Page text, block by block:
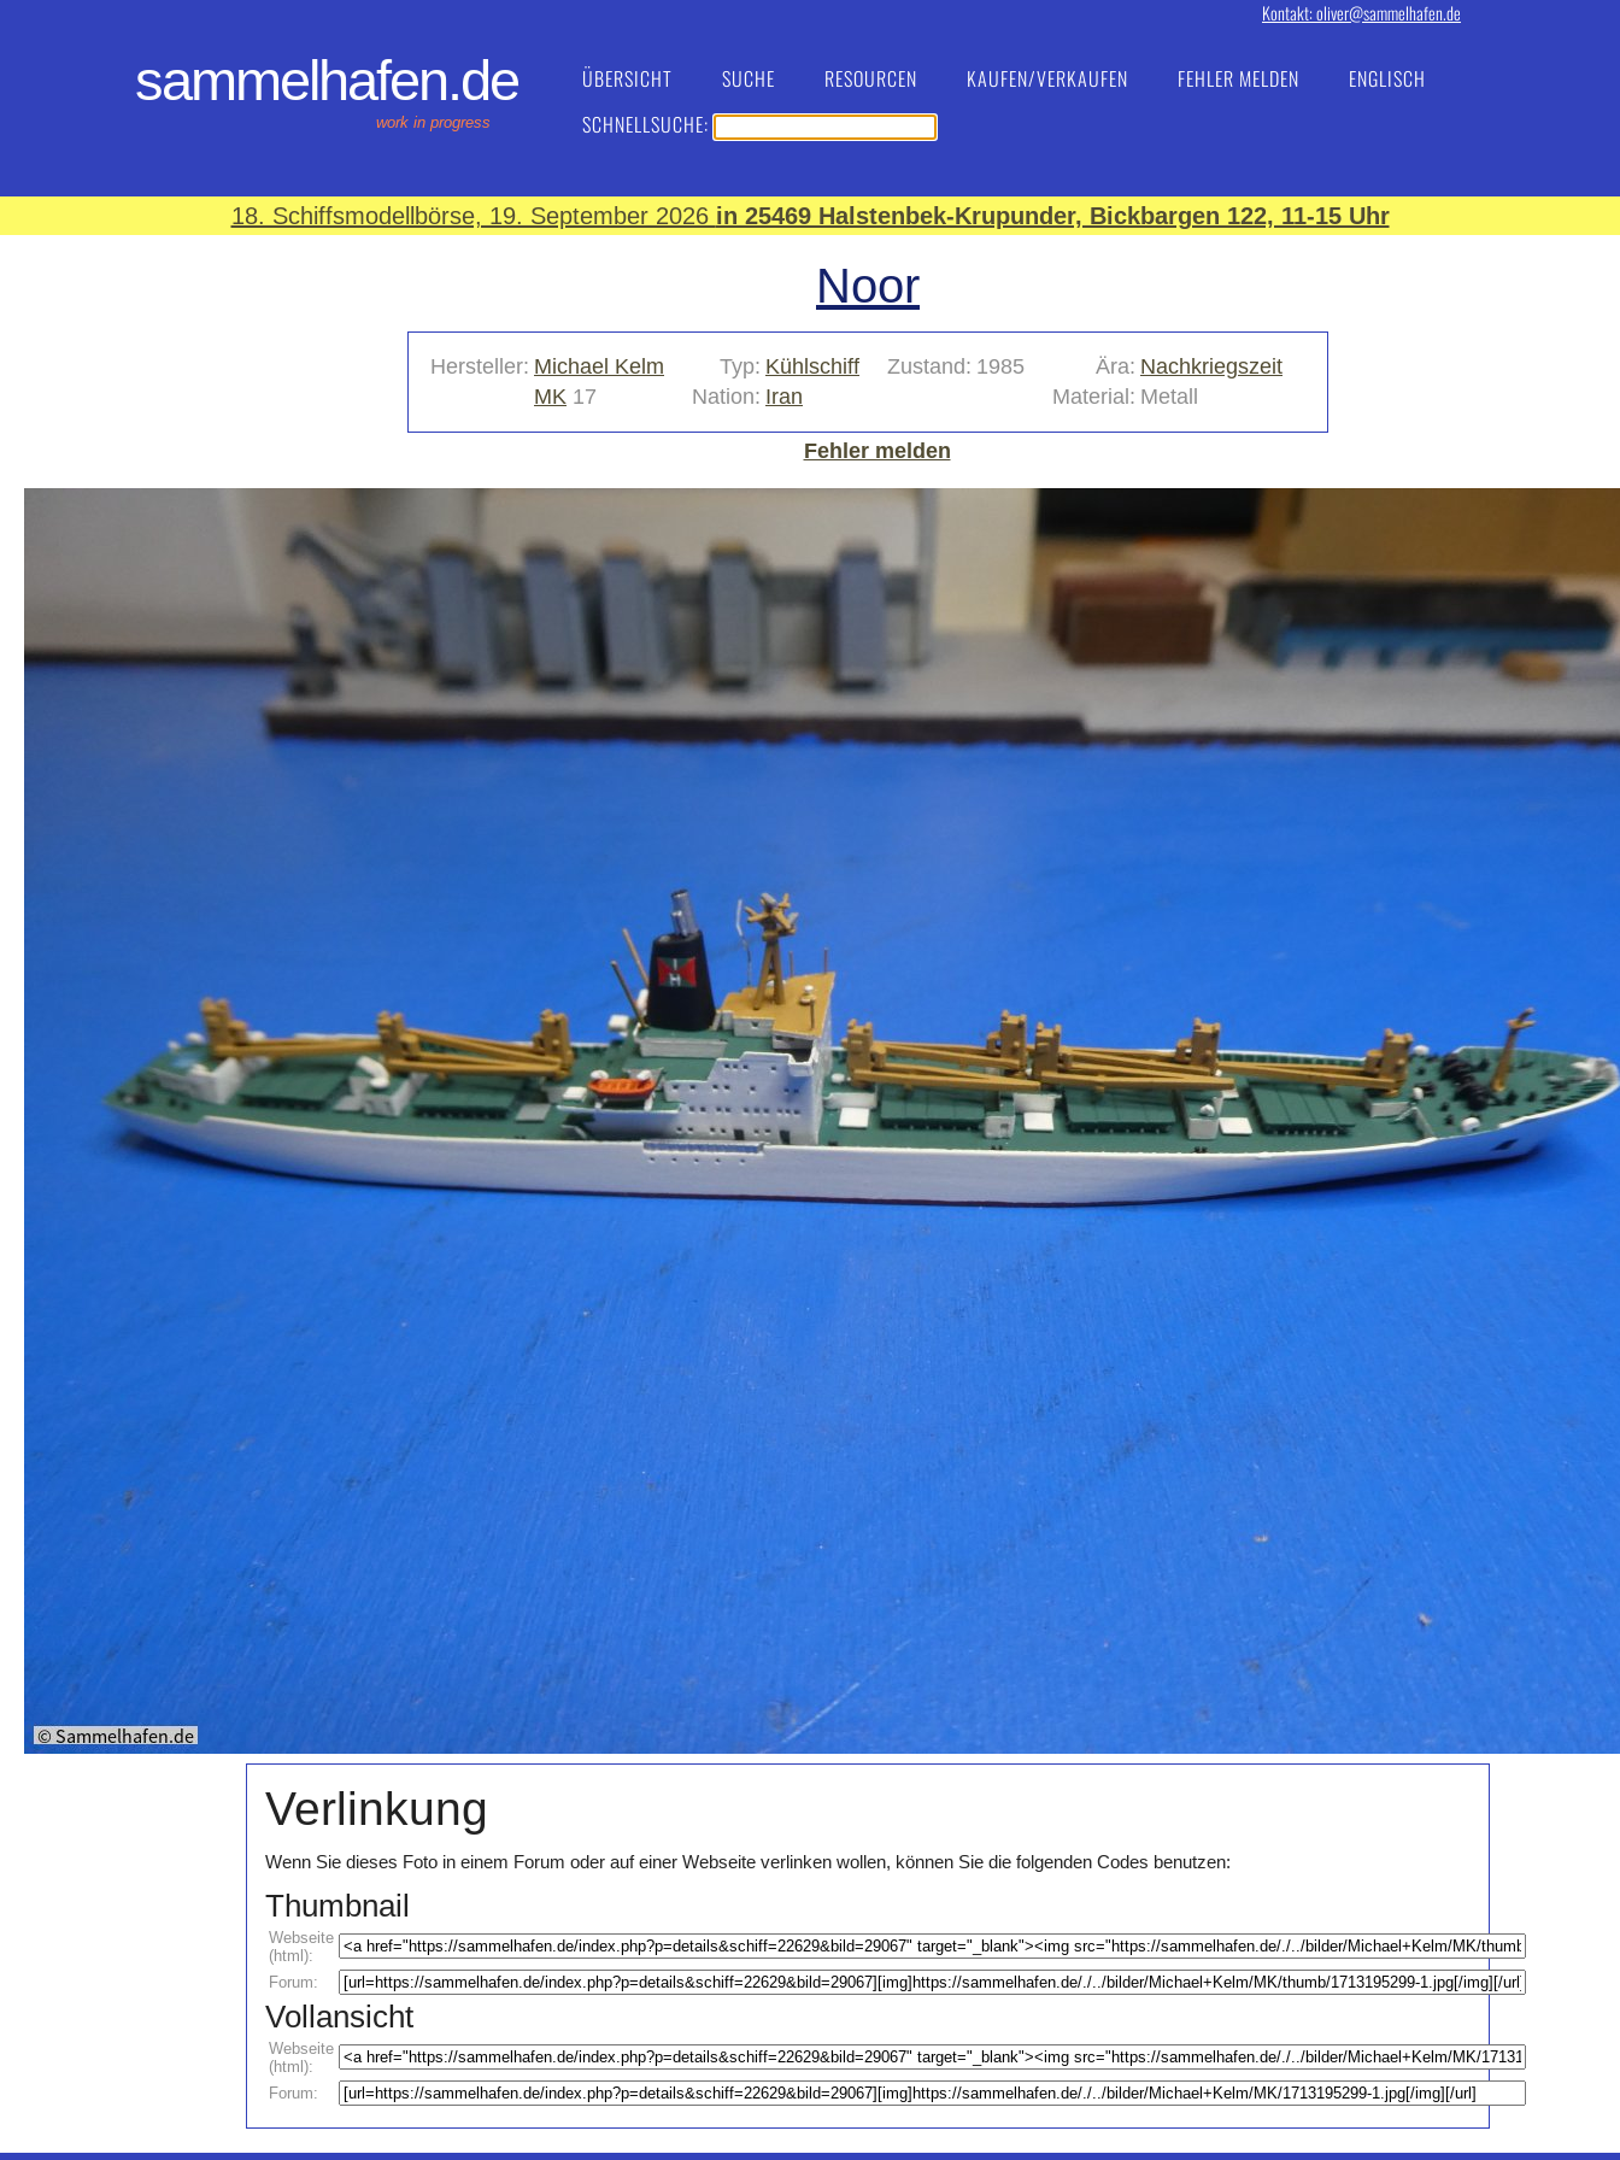
Kontakt: oliver@sammelhafen.de
sammelhafen.de
work in progress
ÜBERSICHT SUCHE RESOURCEN KAUFEN/VERKAUFEN FEHLER MELDEN
ENGLISCH
SCHNELLSUCHE:
18. Schiffsmodellbörse, 19. September 2026 in 25469 Halstenbek-Krupunder, Bickbargen 122, 11-15 Uhr
Noor
Hersteller: Michael Kelm Typ: Kühlschiff Zustand: 1985 Ära: Nachkriegszeit
MK 17 Nation: Iran Material: Metall
Fehler melden
Verlinkung
Wenn Sie dieses Foto in einem Forum oder auf einer Webseite verlinken wollen, können Sie die folgenden Codes benutzen:
Thumbnail
Webseite
(html):
Forum:
Vollansicht
Webseite
(html):
Forum: